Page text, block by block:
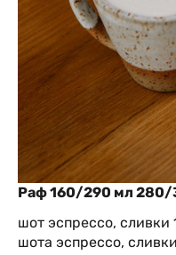
Раф 160/290 мл
шот эспрессо, сливки
шота эспрессо,